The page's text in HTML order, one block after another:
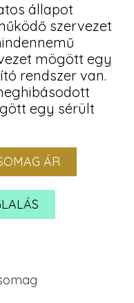
állapot
szervezet
mögött egy
rendszer van.
egy sérült
ÁR